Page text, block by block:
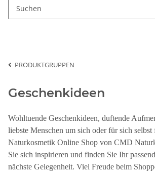
PRODUKTGRUPPEN
Geschenkideen
Wohltuende Geschenkideen, duftende
liebste Menschen um sich oder für sich
Naturkosmetik Online Shop von CMD
Sie sich inspirieren und finden Sie Ihr
nächste Gelegenheit. Viel Freude beim